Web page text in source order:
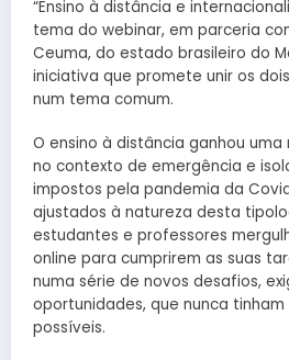
“Ensino à distância e
tema do webinar, em parceria
Ceuma, do estado brasileiro do
iniciativa que promete unir os
num tema comum.
O ensino à distância ganhou
no contexto de emergência e
impostos pela pandemia da
ajustados à natureza desta
estudantes e professores
online para cumprirem as suas
numa série de novos desafios,
oportunidades, que nunca
possíveis.